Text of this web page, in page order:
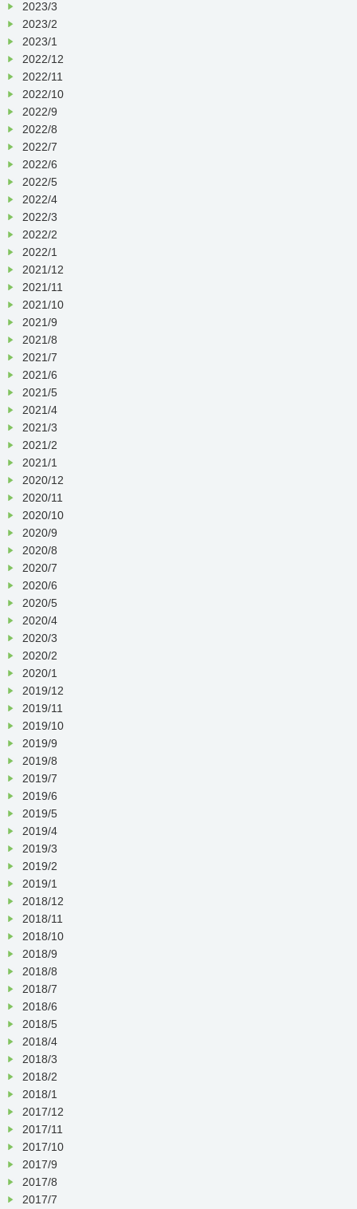
2023/3
2023/2
2023/1
2022/12
2022/11
2022/10
2022/9
2022/8
2022/7
2022/6
2022/5
2022/4
2022/3
2022/2
2022/1
2021/12
2021/11
2021/10
2021/9
2021/8
2021/7
2021/6
2021/5
2021/4
2021/3
2021/2
2021/1
2020/12
2020/11
2020/10
2020/9
2020/8
2020/7
2020/6
2020/5
2020/4
2020/3
2020/2
2020/1
2019/12
2019/11
2019/10
2019/9
2019/8
2019/7
2019/6
2019/5
2019/4
2019/3
2019/2
2019/1
2018/12
2018/11
2018/10
2018/9
2018/8
2018/7
2018/6
2018/5
2018/4
2018/3
2018/2
2018/1
2017/12
2017/11
2017/10
2017/9
2017/8
2017/7